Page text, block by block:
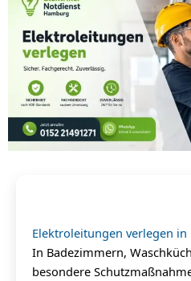
Elektroleitungen verlegen in
In Badezimmern,
besondere